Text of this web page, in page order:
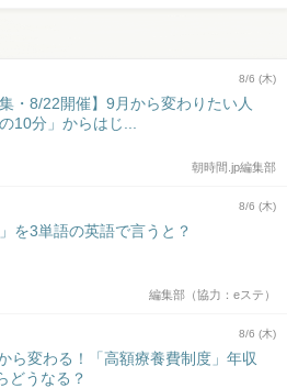
8/6 (木)
集・8/22開催】9月から変わりたい人
10分」からはじ...
朝時間.jp編集部
8/6 (木)
」を3単語の英語で言うと？
編集部（協力：eステ）
8/6 (木)
ら変わる！「高額療養費制度」年収
どうなる？